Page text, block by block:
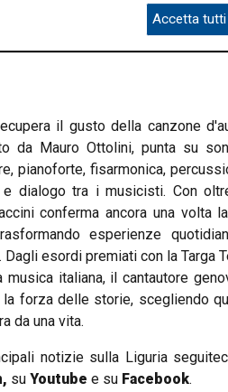
Pernat ha accolto con
condivisi e della generazione
il gusto della canzone
da Mauro Ottolini, punta su
pianoforte, fisarmonica,
e dialogo tra i musicisti. Con
conferma ancora una volta
esperienze
esordi premiati con la Targa
italiana, il cantautore
forza delle storie, scegliendo
da una vita.
notizie sulla Liguria
, su Youtube e su Facebook.
Accetta tutti